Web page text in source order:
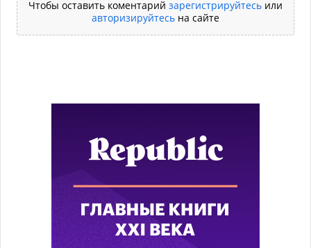
Чтобы оставить коментарий зарегистрируйтесь или
авторизируйтесь на сайте